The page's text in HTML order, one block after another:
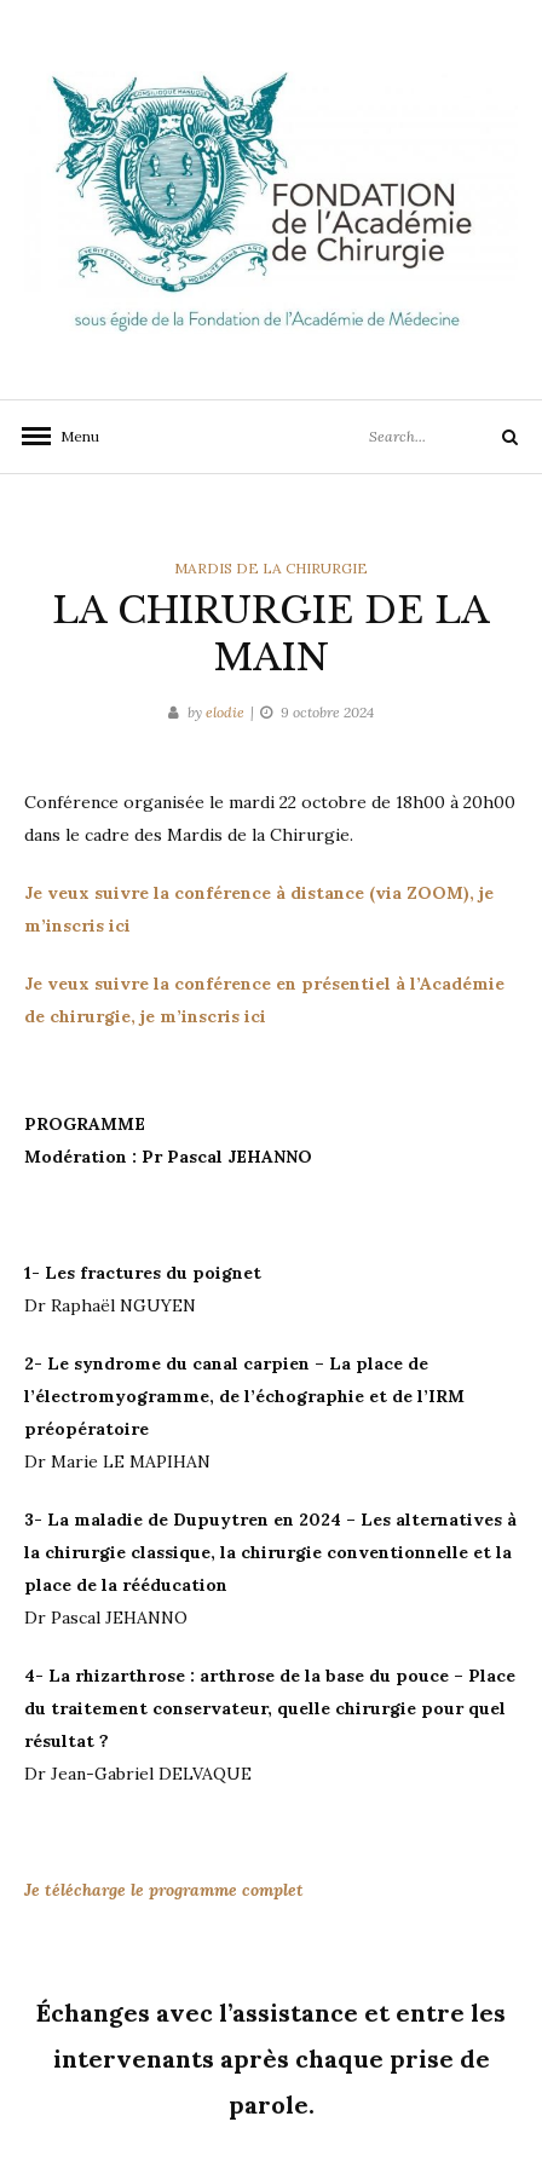
content
L'ACADÉMIE DE
BESOINS DE CHACUN, EN FRANCE ET DANS LE
Menu
for:
Search
CATEGORIES
MARDIS DE LA CHIRURGIE
LA CHIRURGIE DE LA
MAIN
by elodie 9 octobre 2024
Conférence organisée le mardi 22 octobre de 18h00 à 20h00
dans le cadre des Mardis de la Chirurgie.
Je veux suivre la conférence à distance (via ZOOM), je
m’inscris ici
Je veux suivre la conférence en présentiel à l’Académie
de chirurgie, je m’inscris ici
PROGRAMME
Modération : Pr Pascal JEHANNO
1- Les fractures du poignet
Dr Raphaël NGUYEN
2- Le syndrome du canal carpien – La place de
l’électromyogramme, de l’échographie et de l’IRM
préopératoire
Dr Marie LE MAPIHAN
3- La maladie de Dupuytren en 2024 – Les alternatives à
la chirurgie classique, la chirurgie conventionnelle et la
place de la rééducation
Dr Pascal JEHANNO
4- La rhizarthrose : arthrose de la base du pouce – Place
du traitement conservateur, quelle chirurgie pour quel
résultat ?
Dr Jean-Gabriel DELVAQUE
Je télécharge le programme complet
Échanges avec l’assistance et entre les
intervenants après chaque prise de
parole.